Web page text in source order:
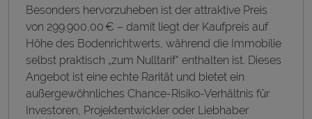
Besonders hervorzuheben ist der attraktive Preis
von 299.900,00 € – damit liegt der Kaufpreis auf
Höhe des Bodenrichtwerts, während die Immobilie
selbst praktisch „zum Nulltarif“ enthalten ist. Dieses
Angebot ist eine echte Rarität und bietet ein
außergewöhnliches Chance-Risiko-Verhältnis für
Investoren, Projektentwickler oder Liebhaber